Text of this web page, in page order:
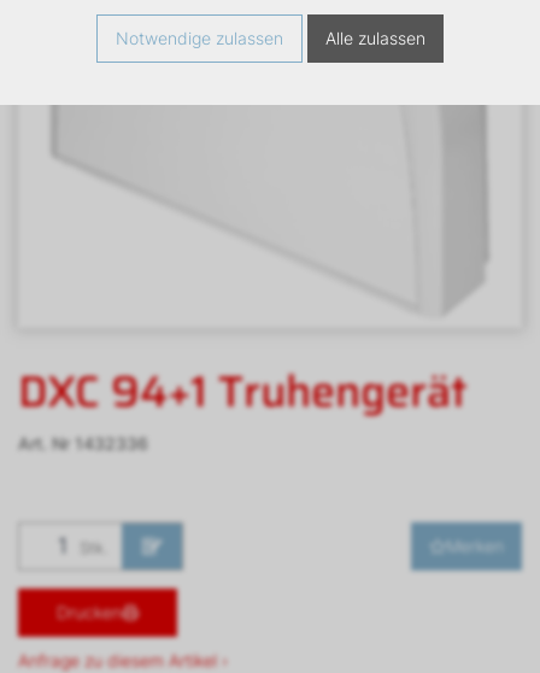
DXC 94+1 Truhengerät
Art. Nr 1432336
Stk. Merken
Drucken
Anfrage zu diesem Artikel ›
Notwendige zulassen Alle zulassen